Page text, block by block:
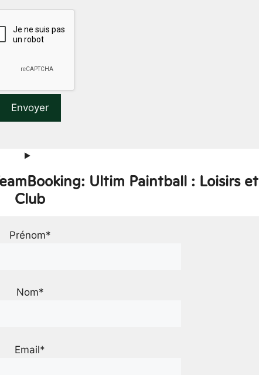
Ultim Paintball : Loisirs et
Club
Prénom*
Nom*
Email*